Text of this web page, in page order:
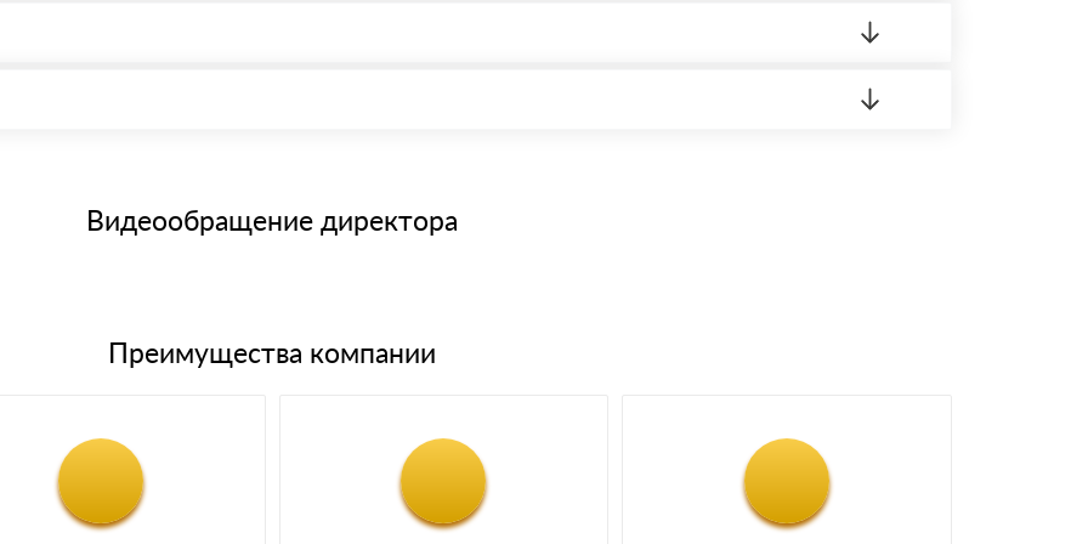
через системы электронных платежей.
банковским картам
материала после проверки качества и количества заказанного материала.
Видеообращение директора
Преимущества компании